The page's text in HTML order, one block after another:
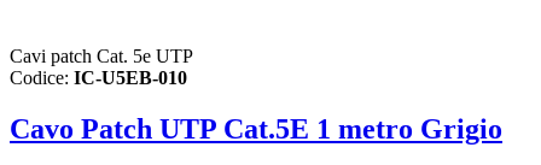
Cavi patch Cat. 5e UTP
Codice: IC-U5EB-010
Cavo Patch UTP Cat.5E 1 metro Grigio